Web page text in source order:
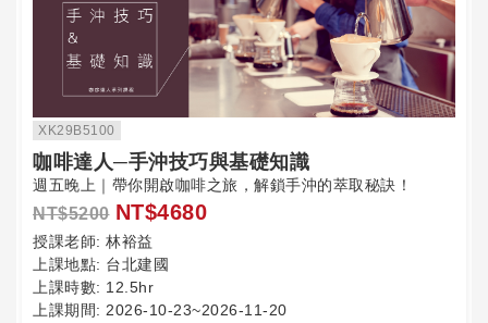
XK29B5100
咖啡達人─手沖技巧與基礎知識
週五晚上｜帶你開啟咖啡之旅，解鎖手沖的萃取秘訣！
NT$5200 NT$4680
授課老師: 林裕益
上課地點: 台北建國
上課時數: 12.5hr
上課期間: 2026-10-23~2026-11-20